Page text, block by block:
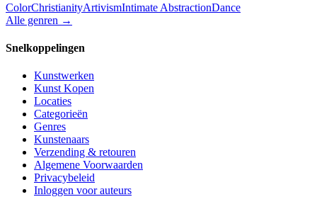
ColorChristianityArtivismIntimate AbstractionDance
Alle genren →
Snelkoppelingen
Kunstwerken
Kunst Kopen
Locaties
Categorieën
Genres
Kunstenaars
Verzending & retouren
Algemene Voorwaarden
Privacybeleid
Inloggen voor auteurs